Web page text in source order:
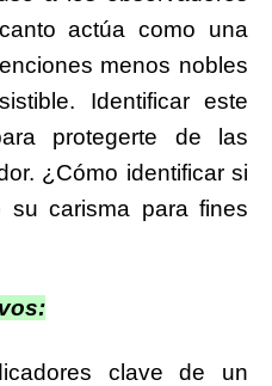
actúa como una
menos nobles
Identificar este
protegerte de las
¿Cómo identificar si
su carisma para fines
clave de un